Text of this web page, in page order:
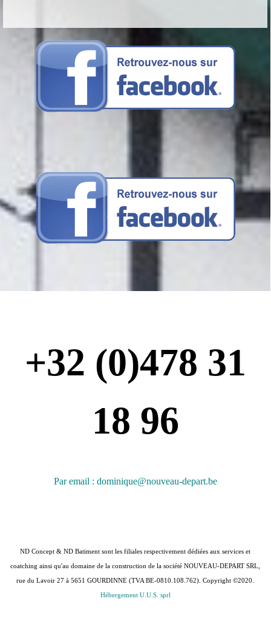
+32 (0)478 31
18 96
Par email : dominique@nouveau-depart.be
ND Concept & ND Batiment sont les filiales respectivement dédiées aux services et
coatching ainsi qu'au domaine de la construction de la société NOUVEAU-DEPART SRL,
rue du Lavoir 27 à 5651 GOURDINNE (TVA BE-0810.108.762). Copyright ©2020.
Hébergement U.U.S. sprl